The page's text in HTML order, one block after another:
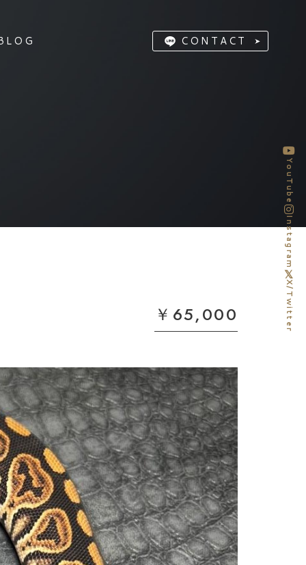
CONTACT
￥65,000
YouTube
Instagram
X/Twitter